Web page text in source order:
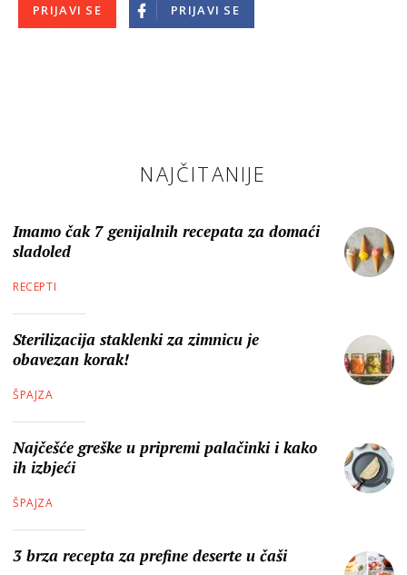
PRIJAVI SE PRIJAVI SE
NAJČITANIJE
Imamo čak 7 genijalnih recepata za domaći
sladoled
RECEPTI
Sterilizacija staklenki za zimnicu je
obavezan korak!
ŠPAJZA
Najčešće greške u pripremi palačinki i kako
ih izbjeći
ŠPAJZA
3 brza recepta za prefine deserte u čaši